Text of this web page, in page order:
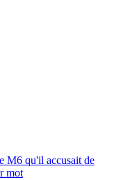
M6 qu'il accusait de
mot